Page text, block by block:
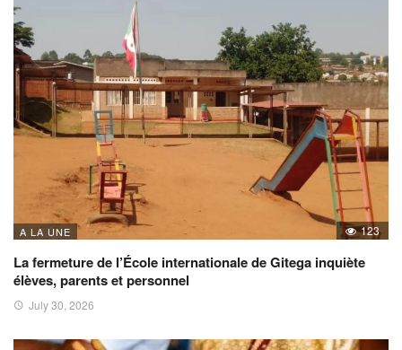
A LA UNE 123
La fermeture de l’École internationale de Gitega inquiète
élèves, parents et personnel
July 30, 2026